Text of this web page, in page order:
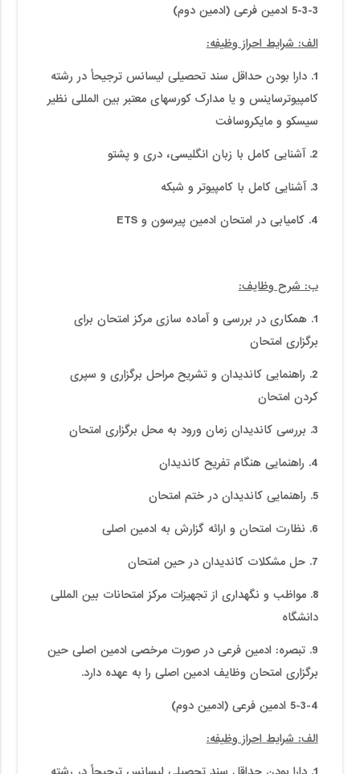
5-3-3 ادمین فرعی (ادمین دوم)
الف: شرایط احراز وظیفه:
1. دارا بودن حداقل سند تحصیلی لیسانس ترجیحاً در رشته
کامپیوترساینس و یا مدارک کورسهای معتبر بین المللی نظیر
سیسکو و مایکروسافت
2. آشنایی کامل با زبان انگلیسی، دری و پشتو
3. آشنایی کامل با کامپیوتر و شبکه
4. کامیابی در امتحان ادمین پیرسون و ETS
ب: شرح وظایف:
1. همکاری در بررسی و آماده سازی مرکز امتحان برای
برگزاری امتحان
2. راهنمایی کاندیدان و تشریح مراحل برگزاری و سپری
کردن امتحان
3. بررسی کاندیدان زمان ورود به محل برگزاری امتحان
4. راهنمایی هنگام تفریح کاندیدان
5. راهنمایی کاندیدان در ختم امتحان
6. نظارت امتحان و ارائه گزارش به ادمین اصلی
7. حل مشکلات کاندیدان در حین امتحان
8. مواظب و نگهداری از تجهیزات مرکز امتحانات بین المللی
دانشگاه
9. تبصره: ادمین فرعی در صورت مرخصی ادمین اصلی حین
برگزاری امتحان وظایف ادمین اصلی را به عهده دارد.
5-3-4 ادمین فرعی (ادمین دوم)
الف: شرایط احراز وظیفه: